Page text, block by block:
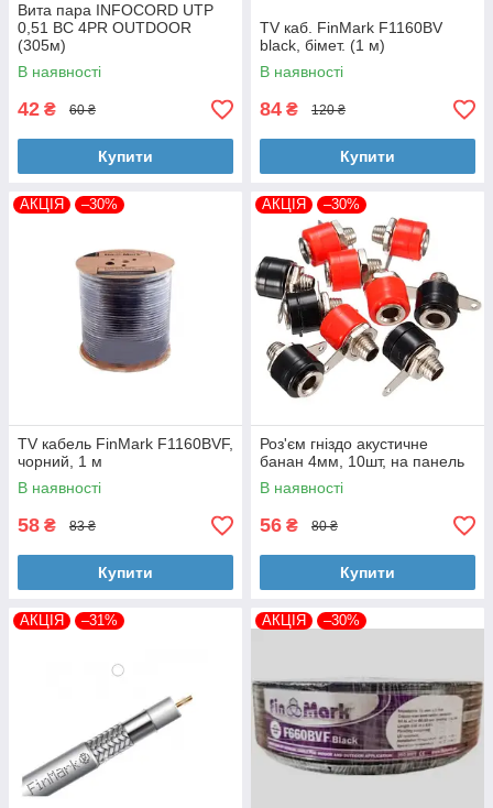
Вита пара INFOCORD UTP
0,51 BC 4PR OUTDOOR
(305м)
В наявності
42 ₴ 60 ₴
Купити
TV каб. FinMark F1160BV
black, бімет. (1 м)
В наявності
84 ₴ 120 ₴
Купити
АКЦІЯ –30%
TV кабель FinMark F1160BVF,
чорний, 1 м
В наявності
58 ₴ 83 ₴
Купити
АКЦІЯ –30%
Роз'єм гніздо акустичне
банан 4мм, 10шт, на панель
В наявності
56 ₴ 80 ₴
Купити
АКЦІЯ –31% АКЦІЯ –30%